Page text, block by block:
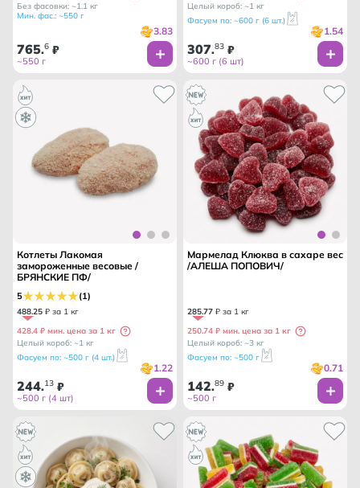
Без фасовки: ~1.1 кг
Мин. фас.: ~550 г
3.83
765.6 ₽
~550 г
Целый короб: ~1 кг
Фасуем по: ~600 г (6 шт.)
1.54
307.83 ₽
~600 г (6 шт)
Котлеты Лакомая
замороженные весовые /
БРЯНСКИЕ ПФ/
5 (1)
488.25 ₽ за 1 кг
428.4 ₽ мин. цена за 1 кг
Целый короб: ~1 кг
Фасуем по: ~500 г (4 шт.)
1.22
244.13 ₽
~500 г (4 шт)
Мармелад Клюква в сахаре вес
/АЛЕША ПОПОВИЧ/
285.77 ₽ за 1 кг
250.74 ₽ мин. цена за 1 кг
Целый короб: ~3 кг
Фасуем по: ~500 г
0.71
142.89 ₽
~500 г